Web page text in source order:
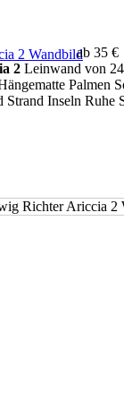
ab 35 €
2 Leinwand von
Palmen
Inseln Ruhe